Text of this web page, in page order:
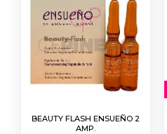
BEAUTY FLASH ENSUEÑO 2
AMP.